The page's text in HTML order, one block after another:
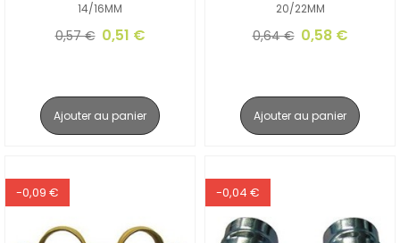
14/16MM
0,57 € 0,51 €
Ajouter au panier
20/22MM
0,64 € 0,58 €
Ajouter au panier
-0,09 € -0,04 €